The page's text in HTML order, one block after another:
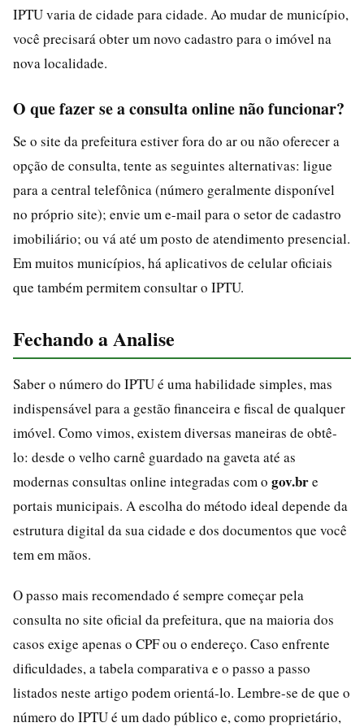
IPTU varia de cidade para cidade. Ao mudar de município,
você precisará obter um novo cadastro para o imóvel na
nova localidade.
O que fazer se a consulta online não funcionar?
Se o site da prefeitura estiver fora do ar ou não oferecer a
opção de consulta, tente as seguintes alternativas: ligue
para a central telefônica (número geralmente disponível
no próprio site); envie um e-mail para o setor de cadastro
imobiliário; ou vá até um posto de atendimento presencial.
Em muitos municípios, há aplicativos de celular oficiais
que também permitem consultar o IPTU.
Fechando a Analise
Saber o número do IPTU é uma habilidade simples, mas
indispensável para a gestão financeira e fiscal de qualquer
imóvel. Como vimos, existem diversas maneiras de obtê-
lo: desde o velho carnê guardado na gaveta até as
modernas consultas online integradas com o gov.bre
portais municipais. A escolha do método ideal depende da
estrutura digital da sua cidade e dos documentos que você
tem em mãos.
O passo mais recomendado é sempre começar pela
consulta no site oficial da prefeitura, que na maioria dos
casos exige apenas o CPF ou o endereço. Caso enfrente
dificuldades, a tabela comparativa e o passo a passo
listados neste artigo podem orientá-lo. Lembre-se de que o
número do IPTU é um dado público e, como proprietário,